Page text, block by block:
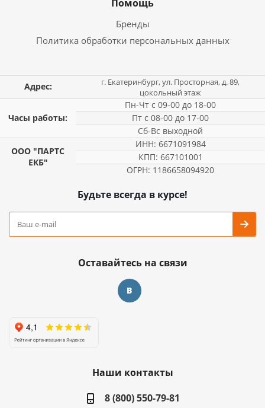
Помощь
Бренды
Политика обработки персональных данных
Адрес:
г. Екатеринбург, ул. Просторная, д. 89,
цокольный этаж
Часы работы:
Пн-Чт с 09-00 до 18-00
Пт с 08-00 до 17-00
Сб-Вс выходной
ООО "ПАРТС
ЕКБ"
ИНН: 6671091984
КПП: 667101001
ОГРН: 1186658094920
Будьте всегда в курсе!
Оставайтесь на связи
Наши контакты
8 (800) 550-79-81